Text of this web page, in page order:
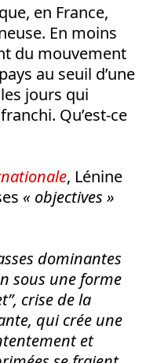
en France,
En moins
du mouvement
au seuil d’une
jours qui
Qu’est-ce
, Lénine
« objectives »
dominantes
sous une forme
crise de la
qui crée une
et